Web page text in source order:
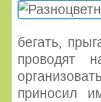
бегать,
проводят
приносил